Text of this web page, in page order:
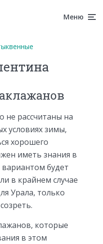
Меню
не рассчитаны на
условиях зимы,
хорошего
иметь знания в
будет
в крайнем случае
Урала, только
которые
в этом